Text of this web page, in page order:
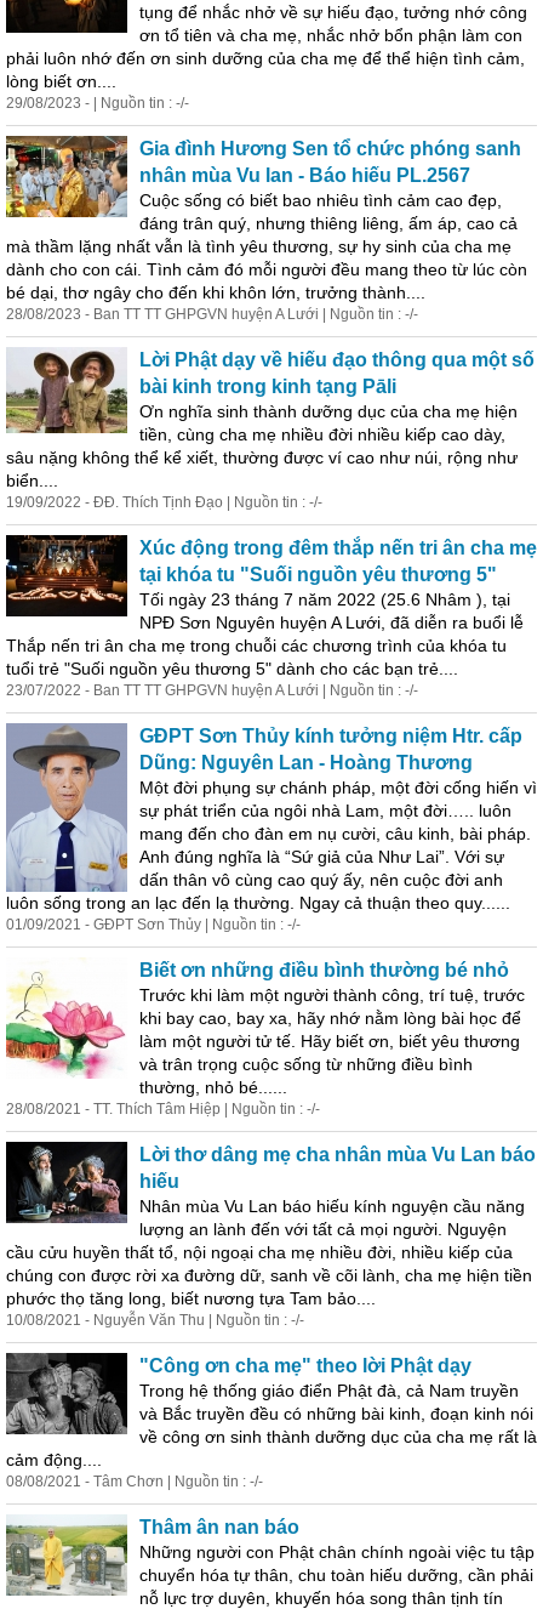
tụng để nhắc nhở về sự hiếu đạo, tưởng nhớ công
ơn tổ tiên và cha mẹ, nhắc nhở bổn phận làm con
phải luôn nhớ đến ơn sinh dưỡng của cha mẹ để thể hiện tình cảm,
lòng biết ơn....
29/08/2023 - | Nguồn tin : -/-
Gia đình Hương Sen tổ chức phóng sanh
nhân mùa Vu lan - Báo hiếu PL.2567
Cuộc sống có biết bao nhiêu tình cảm cao đẹp,
đáng trân quý, nhưng thiêng liêng, ấm áp, cao cả
mà thầm lặng nhất vẫn là tình yêu thương, sự hy sinh của cha mẹ
dành cho con cái. Tình cảm đó mỗi người đều mang theo từ lúc còn
bé dại, thơ ngây cho đến khi khôn lớn , trưởng thành....
28/08/2023 - Ban TT TT GHPGVN huyện A Lưới | Nguồn tin : -/-
Lời Phật dạy về hiếu đạo thông qua một số
bài kinh trong kinh tạng Pāli
Ơn nghĩa sinh thành dưỡng dục của cha mẹ hiện
tiền, cùng cha mẹ nhiều đời nhiều kiếp cao dày,
sâu nặng không thể kể xiết, thường được ví cao như núi, rộng như
biển....
19/09/2022 - ĐĐ. Thích Tịnh Đạo | Nguồn tin : -/-
Xúc động trong đêm thắp nến tri ân cha mẹ
tại khóa tu "Suối nguồn yêu thương 5"
Tối ngày 23 tháng 7 năm 2022 (25.6 Nhâm ), tại
NPĐ Sơn Nguyên huyện A Lưới, đã diễn ra buổi lễ
Thắp nến tri ân cha mẹ trong chuỗi các chương trình của khóa tu
tuổi trẻ "Suối nguồn yêu thương 5" dành cho các bạn trẻ....
23/07/2022 - Ban TT TT GHPGVN huyện A Lưới | Nguồn tin : -/-
GĐPT Sơn Thủy kính tưởng niệm Htr. cấp
Dũng: Nguyên Lan - Hoàng Thương
Một đời phụng sự chánh pháp, một đời cống hiến vì
sự phát triển của ngôi nhà Lam, một đời….. luôn
mang đến cho đàn em nụ cười, câu kinh, bài pháp.
Anh đúng nghĩa là “Sứ giả của Như Lai”. Với sự
dấn thân vô cùng cao quý ấy, nên cuộc đời anh
luôn sống trong an lạc đến lạ thường. Ngay cả thuận theo quy......
01/09/2021 - GĐPT Sơn Thủy | Nguồn tin : -/-
Biết ơn những điều bình thường bé nhỏ
Trước khi làm một người thành công, trí tuệ, trước
khi bay cao, bay xa, hãy nhớ nằm lòng bài học để
làm một người tử tế. Hãy biết ơn, biết yêu thương
và trân trọng cuộc sống từ những điều bình
thường, nhỏ bé......
28/08/2021 - TT. Thích Tâm Hiệp | Nguồn tin : -/-
Lời thơ dâng mẹ cha nhân mùa Vu Lan báo
hiếu
Nhân mùa Vu Lan báo hiếu kính nguyện cầu năng
lượng an lành đến với tất cả mọi người. Nguyện
cầu cửu huyền thất tổ, nội ngoại cha mẹ nhiều đời, nhiều kiếp của
chúng con được rời xa đường dữ, sanh về cõi lành, cha mẹ hiện tiền
phước thọ tăng long, biết nương tựa Tam bảo....
10/08/2021 - Nguyễn Văn Thu | Nguồn tin : -/-
"Công ơn cha mẹ" theo lời Phật dạy
Trong hệ thống giáo điển Phật đà, cả Nam truyền
và Bắc truyền đều có những bài kinh, đoạn kinh nói
về công ơn sinh thành dưỡng dục của cha mẹ rất là
cảm động....
08/08/2021 - Tâm Chơn | Nguồn tin : -/-
Thâm ân nan báo
Những người con Phật chân chính ngoài việc tu tập
chuyển hóa tự thân, chu toàn hiếu dưỡng, cần phải
nỗ lực trợ duyên, khuyến hóa song thân tịnh tín